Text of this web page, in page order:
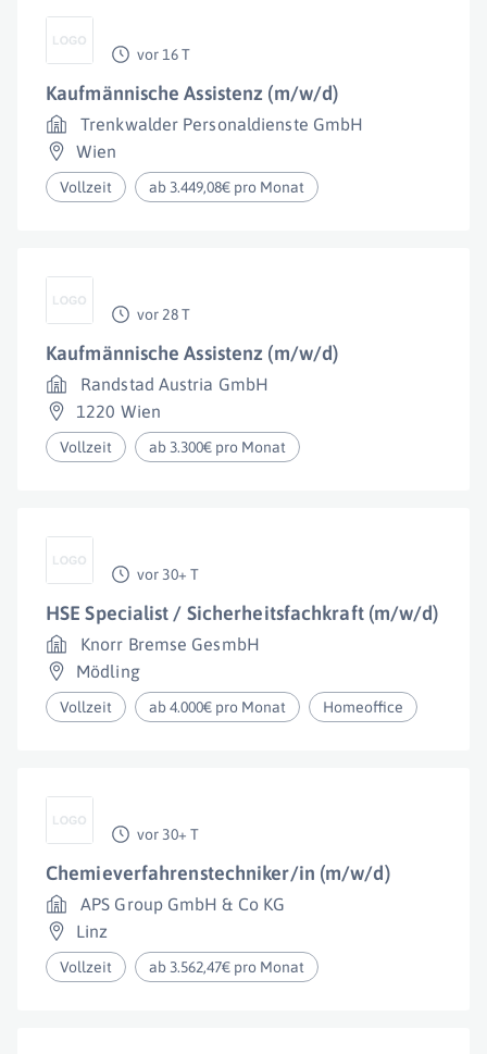
vor 16 T
Kaufmännische Assistenz (m/w/d)
Trenkwalder Personaldienste GmbH
Wien
Vollzeit ab 3.449,08€ pro Monat
vor 28 T
Kaufmännische Assistenz (m/w/d)
Randstad Austria GmbH
1220 Wien
Vollzeit ab 3.300€ pro Monat
vor 30+ T
HSE Specialist / Sicherheitsfachkraft (m/w/d)
Knorr Bremse GesmbH
Mödling
Vollzeit ab 4.000€ pro Monat Homeoffice
vor 30+ T
Chemieverfahrenstechniker/in (m/w/d)
APS Group GmbH & Co KG
Linz
Vollzeit ab 3.562,47€ pro Monat